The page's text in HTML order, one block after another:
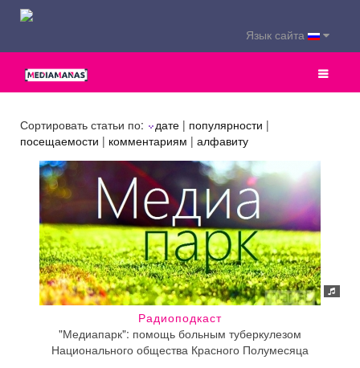
Язык сайта
Сортировать статьи по: дате | популярности |
посещаемости | комментариям | алфавиту
Радиоподкаст
"Медиапарк": помощь больным туберкулезом
Национального общества Красного Полумесяца